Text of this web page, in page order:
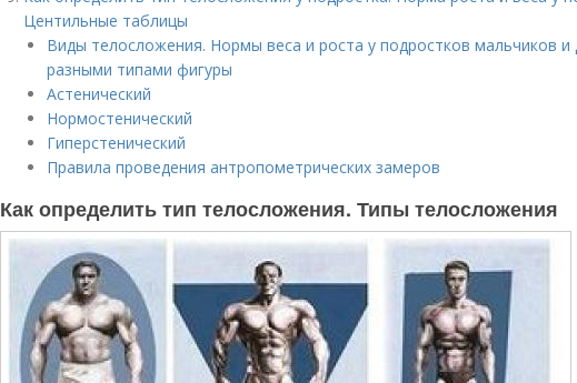
Центильные таблицы
Виды телосложения. Нормы веса и роста у подростков мальчиков и
разными типами фигуры
Астенический
Нормостенический
Гиперстенический
Правила проведения антропометрических замеров
Как определить тип телосложения. Типы телосложения